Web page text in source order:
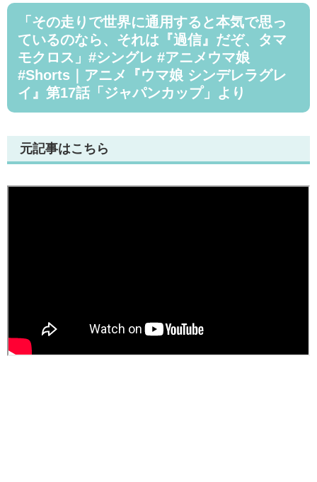
「その走りで世界に通用すると本気で思っ
ているのなら、それは『過信』だぞ、タマ
モクロス」#シングレ #アニメウマ娘
#Shorts｜アニメ『ウマ娘 シンデレラグレ
イ』第17話「ジャパンカップ」より
元記事はこちら